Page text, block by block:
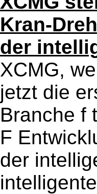
Kran-
der
XCMG,
jetzt die
Branche f
F
der